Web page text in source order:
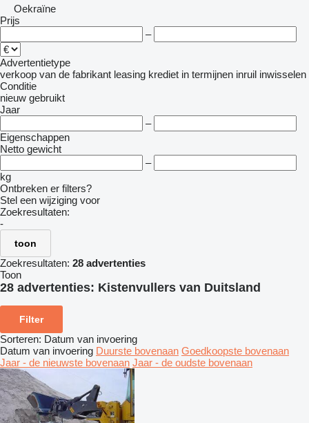
Oekraïne
Prijs
–
Advertentietype
verkoop van de fabrikant leasing krediet in termijnen inruil inwisselen
Conditie
nieuw gebruikt
Jaar
–
Eigenschappen
Netto gewicht
–
kg
Ontbreken er filters?
Stel een wijziging voor
Zoekresultaten:
-
toon
Zoekresultaten: 28 advertenties
Toon
28 advertenties: Kistenvullers van Duitsland
Filter
Sorteren: Datum van invoering
Datum van invoering Duurste bovenaan Goedkoopste bovenaan
Jaar - de nieuwste bovenaan Jaar - de oudste bovenaan